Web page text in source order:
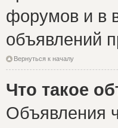
форумов и в
объявлений
Вернуться к началу
Что такое
Объявления